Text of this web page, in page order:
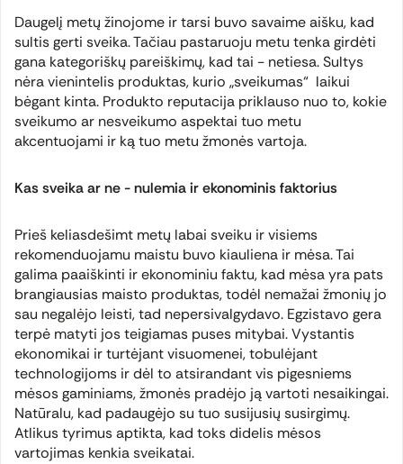
Daugelį metų žinojome ir tarsi buvo savaime aišku, kad
sultis gerti sveika. Tačiau pastaruoju metu tenka girdėti
gana kategoriškų pareiškimų, kad tai - netiesa. Sultys
nėra vienintelis produktas, kurio „sveikumas“ laikui
bėgant kinta. Produkto reputacija priklauso nuo to, kokie
sveikumo ar nesveikumo aspektai tuo metu
akcentuojami ir ką tuo metu žmonės vartoja.
Kas sveika ar ne - nulemia ir ekonominis faktorius
Prieš keliasdešimt metų labai sveiku ir visiems
rekomenduojamu maistu buvo kiauliena ir mėsa. Tai
galima paaiškinti ir ekonominiu faktu, kad mėsa yra pats
brangiausias maisto produktas, todėl nemažai žmonių jo
sau negalėjo leisti, tad nepersivalgydavo. Egzistavo gera
terpė matyti jos teigiamas puses mitybai. Vystantis
ekonomikai ir turtėjant visuomenei, tobulėjant
technologijoms ir dėl to atsirandant vis pigesniems
mėsos gaminiams, žmonės pradėjo ją vartoti nesaikingai.
Natūralu, kad padaugėjo su tuo susijusių susirgimų.
Atlikus tyrimus aptikta, kad toks didelis mėsos
vartojimas kenkia sveikatai.